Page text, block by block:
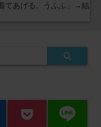
てあげる。うふふ」→結
line